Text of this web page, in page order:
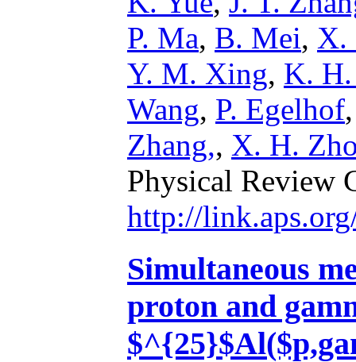
P. Ma, B. Mei, X.
Y. M. Xing, K.
Wang, P. Egelhof
Zhang,, X. H.
Physical Review
http://
Simultaneous
proton and